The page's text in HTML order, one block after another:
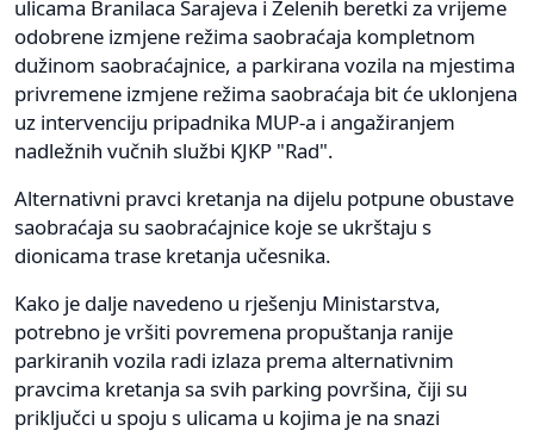
ulicama Branilaca Sarajeva i Zelenih beretki za vrijeme
odobrene izmjene režima saobraćaja kompletnom
dužinom saobraćajnice, a parkirana vozila na mjestima
privremene izmjene režima saobraćaja bit će uklonjena
uz intervenciju pripadnika MUP-a i angažiranjem
nadležnih vučnih službi KJKP "Rad".
Alternativni pravci kretanja na dijelu potpune obustave
saobraćaja su saobraćajnice koje se ukrštaju s
dionicama trase kretanja učesnika.
Kako je dalje navedeno u rješenju Ministarstva,
potrebno je vršiti povremena propuštanja ranije
parkiranih vozila radi izlaza prema alternativnim
pravcima kretanja sa svih parking površina, čiji su
priključci u spoju s ulicama u kojima je na snazi